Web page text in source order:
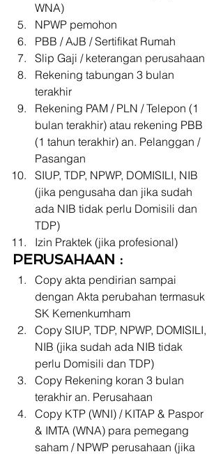
WNA)
NPWP pemohon
PBB / AJB / Sertifikat Rumah
Slip Gaji / keterangan perusahaan
Rekening tabungan 3 bulan
terakhir
Rekening PAM / PLN / Telepon (1
bulan terakhir) atau rekening PBB
(1 tahun terakhir) an. Pelanggan /
Pasangan
SIUP, TDP, NPWP, DOMISILI, NIB
(jika pengusaha dan jika sudah
ada NIB tidak perlu Domisili dan
TDP)
Izin Praktek (jika profesional)
PERUSAHAAN :
Copy akta pendirian sampai
dengan Akta perubahan termasuk
SK Kemenkumham
Copy SIUP, TDP, NPWP, DOMISILI,
NIB (jika sudah ada NIB tidak
perlu Domisili dan TDP)
Copy Rekening koran 3 bulan
terakhir an. Perusahaan
Copy KTP (WNI) / KITAP & Paspor
& IMTA (WNA) para pemegang
saham / NPWP perusahaan (jika